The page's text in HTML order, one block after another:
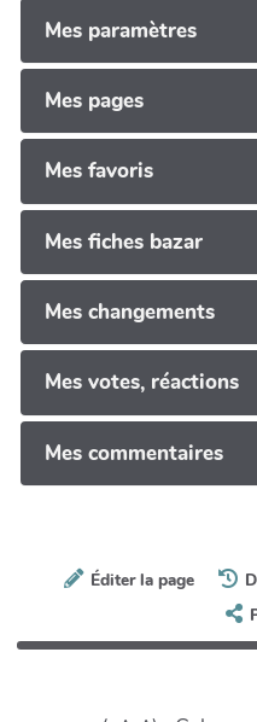
Mes paramètres
Mes pages
Mes favoris
Mes fiches bazar
Mes changements
Mes votes, réactions
Mes commentaires
Éditer la page